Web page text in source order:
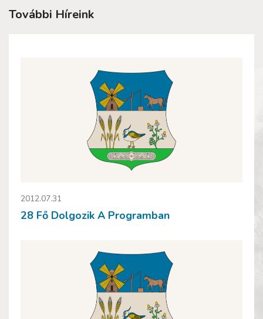
További Híreink
2012.07.31
28 Fő Dolgozik A Programban